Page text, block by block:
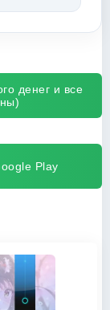
денег и все
Play